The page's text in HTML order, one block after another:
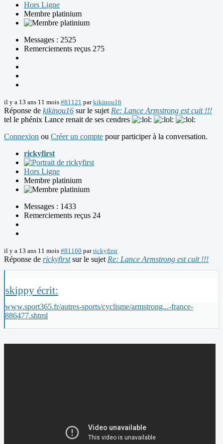
Hors Ligne
Membre platinium
Messages : 2525
Remerciements reçus 275
il y a 13 ans 11 mois #81121 parkikinou16
Réponse de kikinou16 sur le sujet Re: Lance Armstrong est cuit !!!
tel le phénix Lance renait de ses cendres
Connexion ou Créer un compte pour participer à la conversation.
rickyfirst
Hors Ligne
Membre platinium
Messages : 1433
Remerciements reçus 24
il y a 13 ans 11 mois #81160 parrickyfirst
Réponse de rickyfirstsur le sujet Re: Lance Armstrong est cuit !!!
skippy écrit:
www.sport365.fr/autres-sports/cyclisme/armstrong...-france-
886477.shtml